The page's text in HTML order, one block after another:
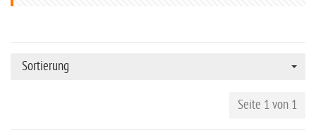
Sortierung
Seite 1 von 1